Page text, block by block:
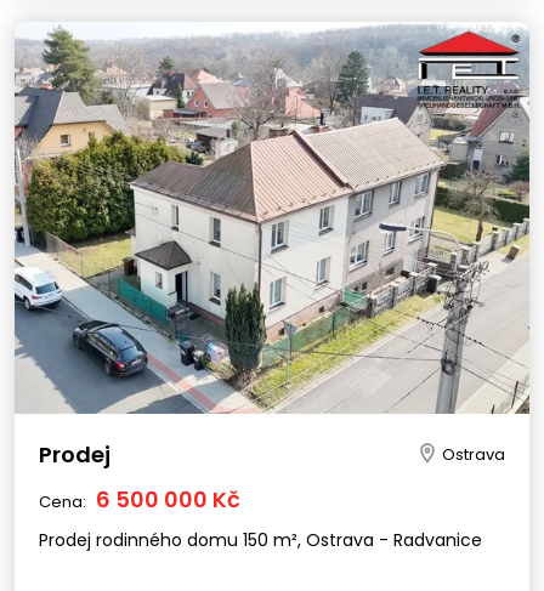
Prodej Ostrava
Cena: 6 500 000 Kč
Prodej rodinného domu 150 m², Ostrava - Radvanice